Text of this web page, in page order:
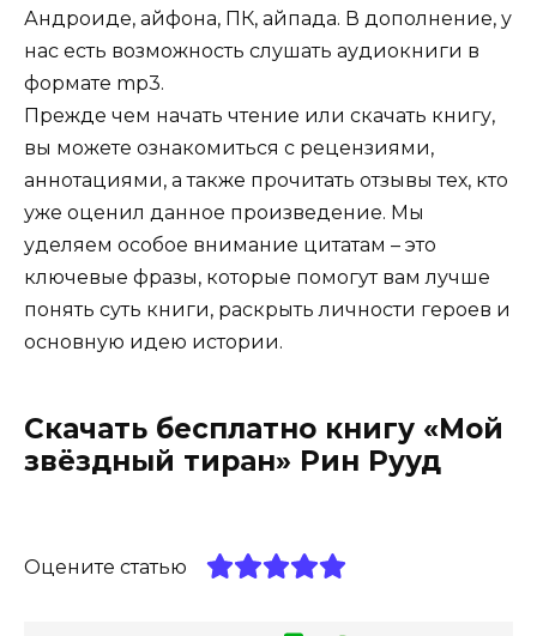
Андроиде, айфона, ПК, айпада. В дополнение, у
нас есть возможность слушать аудиокниги в
формате mp3.
Прежде чем начать чтение или скачать книгу,
вы можете ознакомиться с рецензиями,
аннотациями, а также прочитать отзывы тех, кто
уже оценил данное произведение. Мы
уделяем особое внимание цитатам – это
ключевые фразы, которые помогут вам лучше
понять суть книги, раскрыть личности героев и
основную идею истории.
Скачать бесплатно книгу «Мой
звёздный тиран» Рин Рууд
Оцените статью